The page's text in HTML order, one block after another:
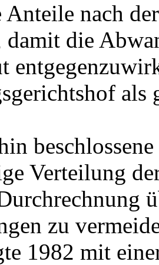
Anteile nach
damit die
Verteilung
zu
1982 mit